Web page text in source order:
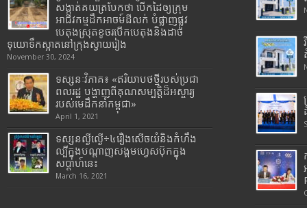
សង្កាត់គយត្របែកថា បើកដៃឲ្យក្រុម
អាជីវកម្មដឹកអាចម៍ដីលក់ បំផ្លាញផ្លូវ
បេតុងស្រុតខូចរបើកបេតុងនិងដាច់
ទុយោទឹកស្អាតនៅក្រុងស្វាយរៀង
November 30, 2024
ទស្សនៈវិភាគ៖ «ឥរិយាបថថ្មីរបស់ប្រជា
ពលរដ្ឋ បង្ហាញពីគុណសម្បត្តិដ៏អស្ចារ្យ
របស់មេដឹកនាំកម្ពុជា»
April 1, 2021
ទស្សនល្ងីល្ងើ÷៤រឿងសើចយំនិងកំហឹង
ល្បីក្នុងបណ្តាញសង្គមហ្វេសប៊ុកក្នុង
សប្តាហ៍នេះ
March 16, 2021